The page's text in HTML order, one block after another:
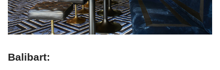
Balibart: